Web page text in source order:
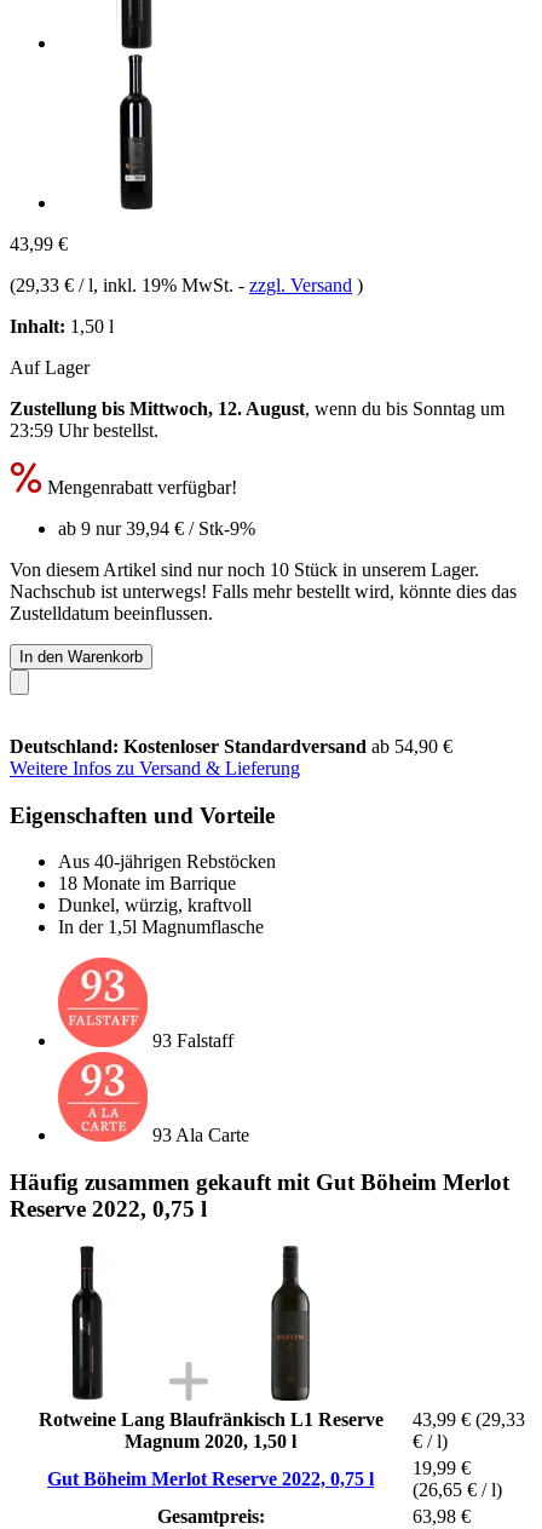
43,99 €
(29,33 € / l, inkl. 19% MwSt. - zzgl. Versand )
Inhalt: 1,50 l
Auf Lager
Zustellung bis Mittwoch, 12. August, wenn du bis Sonntag um
23:59 Uhrbestellst.
Mengenrabatt verfügbar!
ab 9 nur39,94 € / Stk-9%
Von diesem Artikel sind nur noch 10 Stück in unserem Lager.
Nachschub ist unterwegs! Falls mehr bestellt wird, könnte dies das
Zustelldatum beeinflussen.
In den Warenkorb
Deutschland: Kostenloser Standardversand ab 54,90 €
Weitere Infos zu Versand & Lieferung
Eigenschaften und Vorteile
Aus 40-jährigen Rebstöcken
18 Monate im Barrique
Dunkel, würzig, kraftvoll
In der 1,5l Magnumflasche
93 Falstaff
93 Ala Carte
Häufig zusammen gekauft mit Gut Böheim Merlot
Reserve 2022, 0,75 l
Rotweine Lang Blaufränkisch L1 Reserve
Magnum 2020, 1,50 l
43,99 € (29,33
€ / l)
Gut Böheim Merlot Reserve 2022, 0,75 l
19,99 €
(26,65 € / l)
Gesamtpreis:
63,98 €